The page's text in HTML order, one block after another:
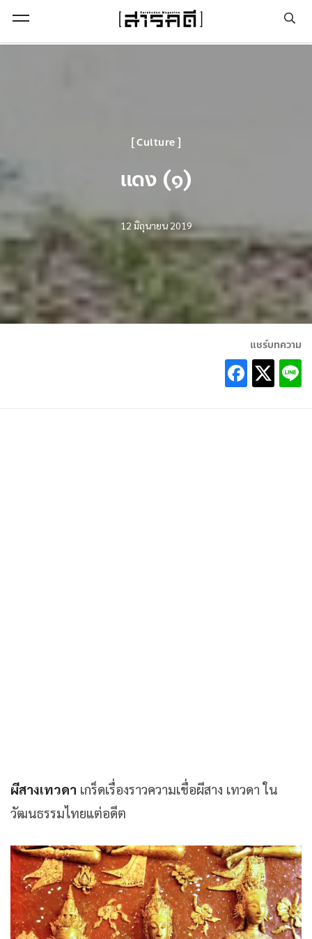
Culture
แดง (๑)
12 มิถุนายน 2019
แชร์บทความ
ผีสางเทวดา เกร็ดเรื่องราวความเชื่อผีสาง เทวดา ใน
วัฒนธรรมไทยแต่อดีต